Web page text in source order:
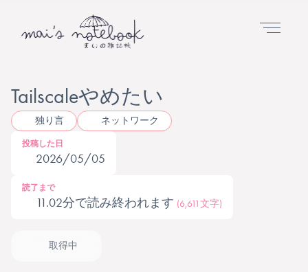
Tailscaleやめたい
独り言 ネットワーク
投稿した日
2026/05/05
読了まで
11.02分で読み終われます (6,611文字)
取得中